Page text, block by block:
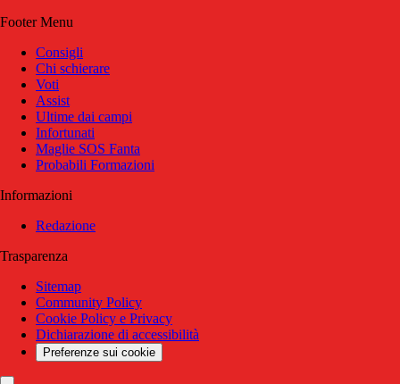
Footer Menu
Consigli
Chi schierare
Voti
Assist
Ultime dai campi
Infortunati
Maglie SOS Fanta
Probabili Formazioni
Informazioni
Redazione
Trasparenza
Sitemap
Community Policy
Cookie Policy e Privacy
Dichiarazione di accessibilità
Preferenze sui cookie